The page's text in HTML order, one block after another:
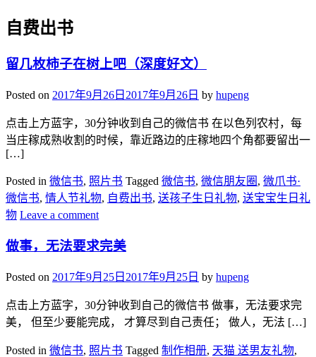
自费出书
留几枚柿子在树上吧（深度好文）
Posted on 2017年9月26日 2017年9月26日 by hupeng
点击上方蓝字，30分钟收到自己的微信书 在以色列农村，每
当庄稼成熟收割的时候，靠近路边的庄稼地四个角都要留出一
[…]
Posted in 微信书, 照片书 Tagged 微信书, 微信朋友圈 , 微爪书·
微信书, 情人节礼物, 自费出书, 送孩子生日礼物, 送宝宝生日礼
物 Leave a comment
做事，无法要求完美
Posted on 2017年9月25日 2017年9月25日 by hupeng
点击上方蓝字，30分钟收到自己的微信书 做事，无法要求完
美， 但至少要能完成， 才算尽到自己责任； 做人，无法 […]
Posted in 微信书, 照片书 Tagged 制作相册, 天猫 送男友礼物,